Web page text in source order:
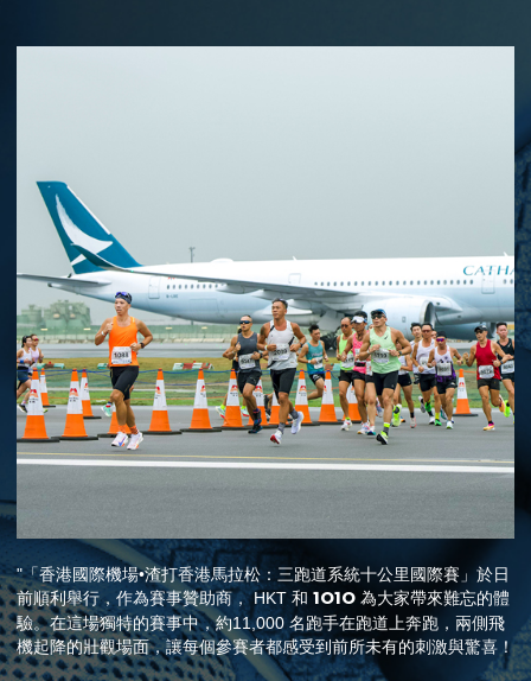
"「香港國際機場•渣打香港馬拉松：三跑道系統十公里國際賽」於日
前順利舉行，作為賽事贊助商， HKT 和 1O1O 為大家帶來難忘的體
驗。在這場獨特的賽事中，約11,000 名跑手在跑道上奔跑，兩側飛
機起降的壯觀場面，讓每個參賽者都感受到前所未有的刺激與驚喜！